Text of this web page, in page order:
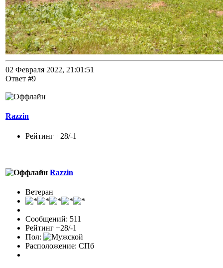
02 Февраля 2022, 21:01:51
Ответ #9
Razzin
Рейтинг +28/-1
Razzin
Ветеран
Сообщений: 511
Рейтинг +28/-1
Пол:
Расположение: СПб